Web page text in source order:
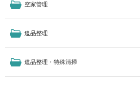
空家管理
遺品整理
遺品整理・特殊清掃